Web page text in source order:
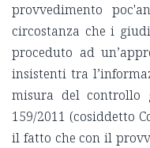
provvedimento
circostanza che i
proceduto ad
insistenti tra
misura del controllo
159/2011 (cosiddetto
il fatto che con il